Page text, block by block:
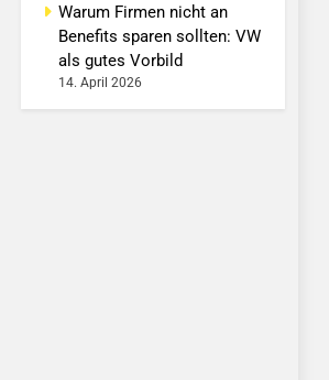
Warum Firmen nicht an
Benefits sparen sollten: VW
als gutes Vorbild
14. April 2026